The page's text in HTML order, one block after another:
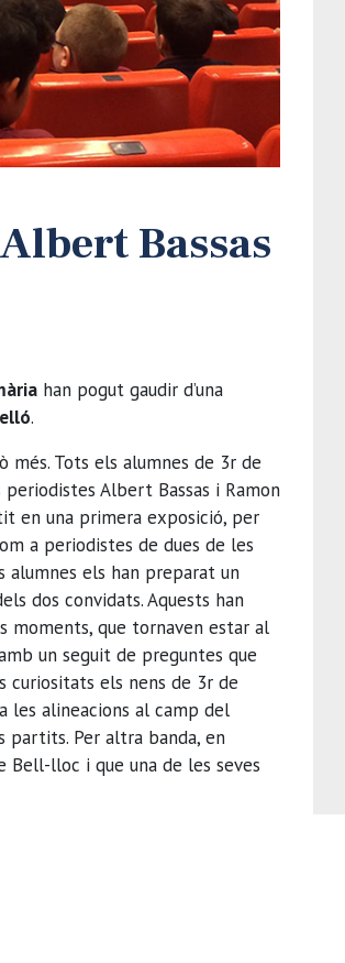
Bassas
han pogut gaudir d’una
.
més. Tots els alumnes de 3r de
Albert Bassas i Ramon
en una primera exposició, per
a periodistes de dues de les
alumnes els han preparat un
dos convidats. Aquests han
moments, que tornaven estar al
un seguit de preguntes que
curiositats els nens de 3r de
les alineacions al camp del
partits. Per altra banda, en
Bell-lloc i que una de les seves